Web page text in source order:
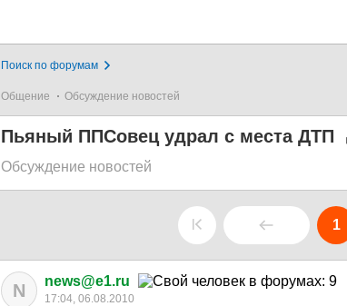
Поиск по форумам
Общение Обсуждение новостей
Пьяный ППСовец удрал с места ДТП
Обсуждение новостей
1
N news@e1.ru
17:04, 06.08.2010